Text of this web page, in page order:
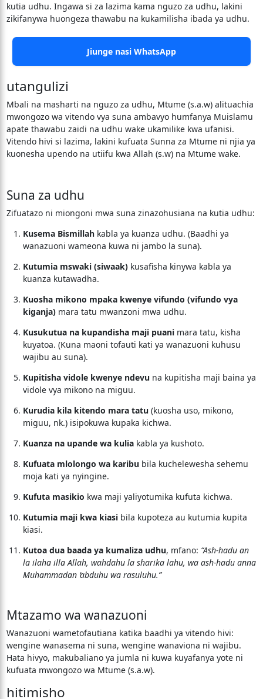
kutia udhu. Ingawa si za lazima kama nguzo za udhu, lakini
zikifanywa huongeza thawabu na kukamilisha ibada ya udhu.
Jiunge nasi WhatsApp
utangulizi
Mbali na masharti na nguzo za udhu, Mtume (s.a.w) alituachia
mwongozo wa vitendo vya suna ambavyo humfanya Muislamu
apate thawabu zaidi na udhu wake ukamilike kwa ufanisi.
Vitendo hivi si lazima, lakini kufuata Sunna za Mtume ni njia ya
kuonesha upendo na utiifu kwa Allah (s.w) na Mtume wake.
Suna za udhu
Zifuatazo ni miongoni mwa suna zinazohusiana na kutia udhu:
Kusema Bismillahkabla ya kuanza udhu. (Baadhi ya
wanazuoni wameona kuwa ni jambo la suna).
Kutumia mswaki (siwaak)kusafisha kinywa kabla ya
kuanza kutawadha.
Kuosha mikono mpaka kwenye vifundo (vifundo vya
kiganja)mara tatu mwanzoni mwa udhu.
Kusukutua na kupandisha maji puanimara tatu, kisha
kuyatoa. (Kuna maoni tofauti kati ya wanazuoni kuhusu
wajibu au suna).
Kupitisha vidole kwenye ndevuna kupitisha maji baina ya
vidole vya mikono na miguu.
Kurudia kila kitendo mara tatu(kuosha uso, mikono,
miguu, nk.) isipokuwa kupaka kichwa.
Kuanza na upande wa kuliakabla ya kushoto.
Kufuata mlolongo wa karibubila kuchelewesha sehemu
moja kati ya nyingine.
Kufuta masikio kwa maji yaliyotumika kufuta kichwa.
Kutumia maji kwa kiasibila kupoteza au kutumia kupita
kiasi.
Kutoa dua baada ya kumaliza udhu, mfano: “Ash-hadu an
la ilaha illa Allah, wahdahu la sharika lahu, wa ash-hadu anna
Muhammadan ‘abduhu wa rasuluhu.”
Mtazamo wa wanazuoni
Wanazuoni wametofautiana katika baadhi ya vitendo hivi:
wengine wanasema ni suna, wengine wanaviona ni wajibu.
Hata hivyo, makubaliano ya jumla ni kuwa kuyafanya yote ni
kufuata mwongozo wa Mtume (s.a.w).
hitimisho